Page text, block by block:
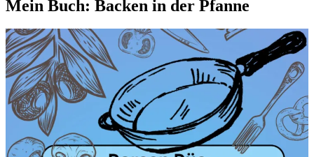
Mein Buch: Backen in der Pfanne